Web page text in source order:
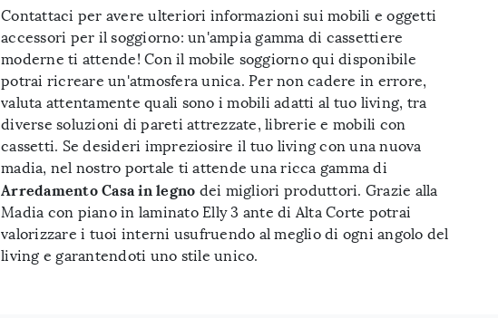
Contattaci per avere ulteriori informazioni sui mobili e oggetti
accessori per il soggiorno: un'ampia gamma di cassettiere
moderne ti attende! Con il mobile soggiorno qui disponibile
potrai ricreare un'atmosfera unica. Per non cadere in errore,
valuta attentamente quali sono i mobili adatti al tuo living, tra
diverse soluzioni di pareti attrezzate, librerie e mobili con
cassetti. Se desideri impreziosire il tuo living con una nuova
madia, nel nostro portale ti attende una ricca gamma di
Arredamento Casa in legno dei migliori produttori. Grazie alla
Madia con piano in laminato Elly 3 ante di Alta Corte potrai
valorizzare i tuoi interni usufruendo al meglio di ogni angolo del
living e garantendoti uno stile unico.